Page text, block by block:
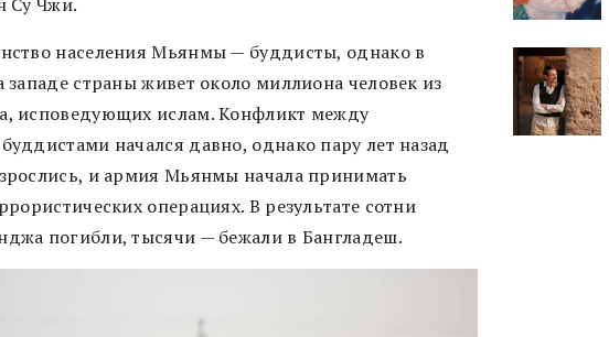
Су Чжи.
населения Мьянмы — буддисты, однако в
западе страны живет около миллиона человек из
исповедующих ислам. Конфликт между
начался давно, однако пару лет назад
и армия Мьянмы начала принимать
операциях. В результате сотни
погибли, тысячи — бежали в Бангладеш.